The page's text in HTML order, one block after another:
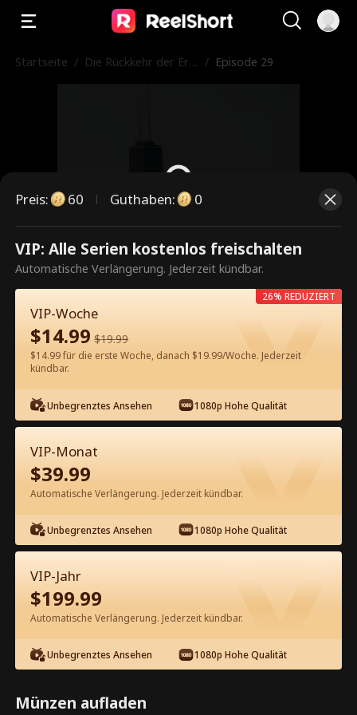
Startseite / Die Rückkehr der Erbi / Episode 29
Dies ist eine kostenpflichtige
Episode. Bitte entsperren, um
60 Jetzt entsperren
Kostenlos in der App ansehen
Episode 29 - Die Rückkehr der Erbin:
Beschützt und geliebt vom Chef
Kompletter Film
0-49 50
29 30 31 32 33
Preis: 60 Guthaben: 0
VIP: Alle Serien kostenlos freischalten
Automatische Verlängerung. Jederzeit kündbar.
VIP-Woche
$14.99 $19.99
$14.99 für die erste Woche, danach $19.99/Woche. Jederzeit
kündbar.
Unbegrenztes Ansehen 1080p Hohe Qualität
26% REDUZIERT
VIP-Monat
$39.99
Automatische Verlängerung. Jederzeit kündbar.
Unbegrenztes Ansehen 1080p Hohe Qualität
VIP-Jahr
$199.99
Automatische Verlängerung. Jederzeit kündbar.
Unbegrenztes Ansehen 1080p Hohe Qualität
Münzen aufladen